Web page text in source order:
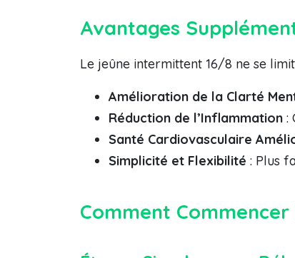
Avantages
Le jeûne intermittent 16/8 ne se
Amélioration de la Clarté
Réduction de l’Inflammation :
Santé Cardiovasculaire
Simplicité et Flexibilité : Plus
Comment